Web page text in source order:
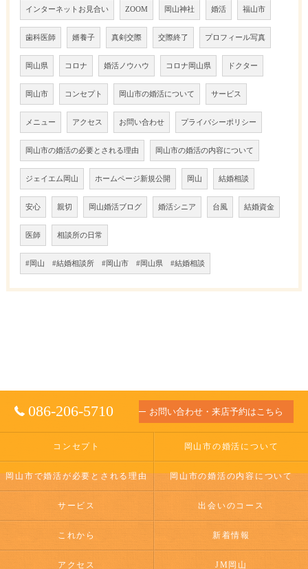
インターネットお見合い ZOOM 岡山神社 婚活 福山市
歯科医師 婿養子 真剣交際 交際終了 プロフィール写真
岡山県 コロナ 婚活ノウハウ コロナ岡山県 ドクター
岡山市 コンセプト 岡山市の婚活について サービス
メニュー アクセス お問い合わせ プライバシーポリシー
岡山市の婚活の必要とされる理由 岡山市の婚活の内容について
ジェイエム岡山 ホームページ新規公開 岡山 結婚相談
安心 親切 岡山婚活ブログ 婚活シニア 台風 結婚資金
医師 相談所の日常
#岡山 #結婚相談所 #岡山市 #岡山県 #結婚相談
086-206-5710 お問い合わせ・来店予約はこちら
コンセプト 岡山市の婚活について
岡山市で婚活が必要とされる理由 岡山市の婚活の内容について
サービス 出会いのコース
これから 新着情報
アクセス JM岡山